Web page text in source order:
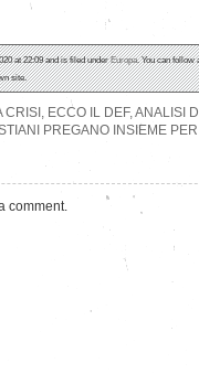
at 22:09 and is filed underEuropa. You can follow
site.
CRISI, ECCO IL DEF, ANALISI
PREGANO INSIEME
comment.